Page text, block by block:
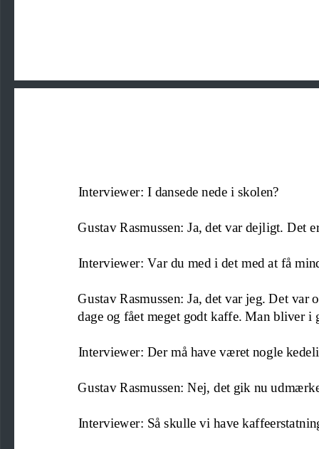
Interviewer: I dansede nede i skolen?
Gustav Rasmussen: Ja, det var dejligt. Det
Interviewer: Var du med i det med at få
Gustav Rasmussen: Ja, det var jeg. Det var
dage og fået meget godt kaffe. Man bliver
Interviewer: Der må have været nogle
Gustav Rasmussen: Nej, det gik nu
Interviewer: Så skulle vi have